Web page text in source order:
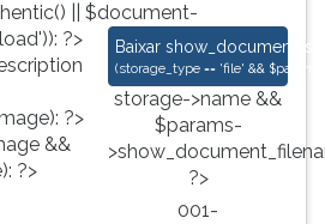
|| $document-
?>
Baixar 001-
(storage_type == 'file' &&
storage->name &&
$params-
?>
001-
?>
&&
?>